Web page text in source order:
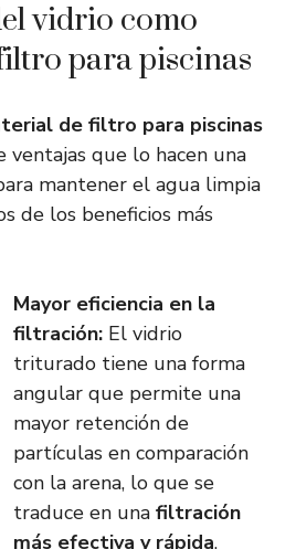
vidrio como
para piscinas
de filtro para piscinas
ventajas que lo hacen una
mantener el agua limpia
de los beneficios más
Mayor eficiencia en la
filtración: El vidrio
triturado tiene una forma
angular que permite una
mayor retención de
partículas en comparación
con la arena, lo que se
traduce en una filtración
más efectiva y rápida.